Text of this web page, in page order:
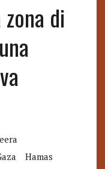
di
Hamas